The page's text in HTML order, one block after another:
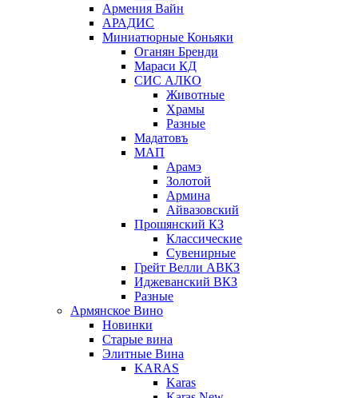
Армения Вайн
АРАДИС
Миниатюрные Коньяки
Оганян Бренди
Мараси КД
СИС АЛКО
Животные
Храмы
Разные
Мадатовъ
МАП
Арамэ
Золотой
Армина
Айвазовский
Прошянский КЗ
Классические
Сувенирные
Грейт Велли АВКЗ
Иджеванский ВКЗ
Разные
Армянское Вино
Новинки
Старые вина
Элитные Вина
KARAS
Karas